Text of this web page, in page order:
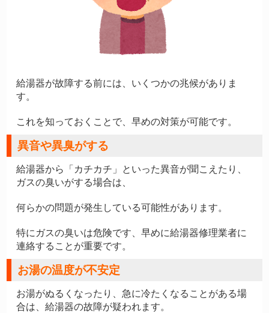
給湯器が故障する前には、いくつかの兆候がありま
す。
これを知っておくことで、早めの対策が可能です。
異音や異臭がする
給湯器から「カチカチ」といった異音が聞こえたり、
ガスの臭いがする場合は、
何らかの問題が発生している可能性があります。
特にガスの臭いは危険です、早めに給湯器修理業者に
連絡することが重要です。
お湯の温度が不安定
お湯がぬるくなったり、急に冷たくなることがある場
合は、給湯器の故障が疑われます。